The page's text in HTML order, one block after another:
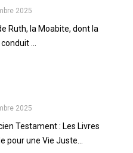
2025
Ruth, la Moabite, dont la
...
2025
Testament : Les Livres
pour une Vie Juste...